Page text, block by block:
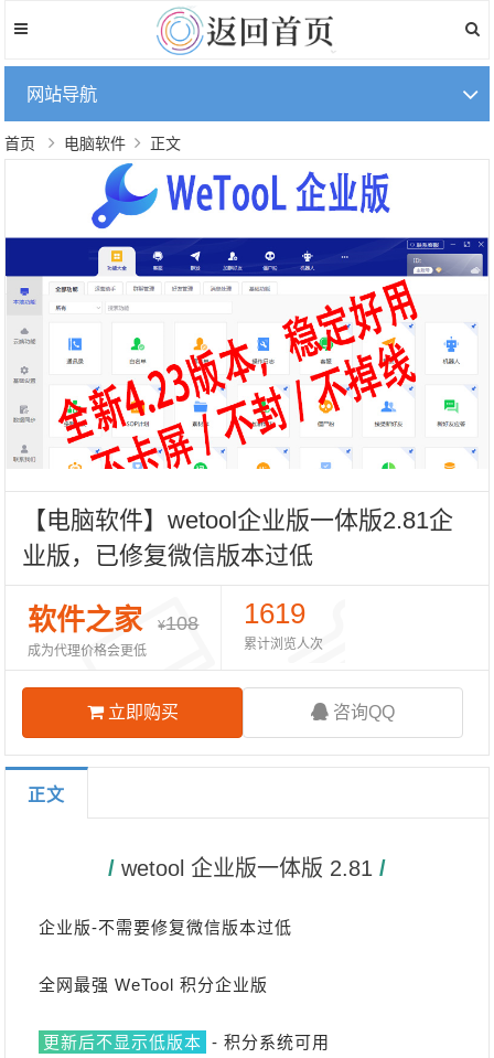
网站导航
首页 电脑软件 正文
【电脑软件】wetool企业版一体版2.81企
业版，已修复微信版本过低
软件之家 ¥108
成为代理价格会更低
1619
累计浏览人次
立即购买 咨询QQ
正文
/ wetool 企业版一体版 2.81 /
企业版-不需要修复微信版本过低
全网最强 WeTool 积分企业版
更新后不显示低版本 - 积分系统可用